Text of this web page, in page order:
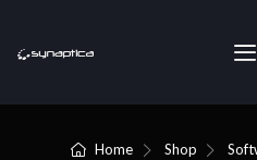
Home Shop